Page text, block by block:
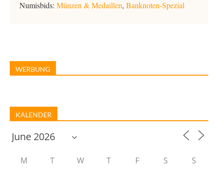
Numisbids: Münzen & Medaillen, Banknoten-Spezial
WERBUNG
KALENDER
M T W T F S S